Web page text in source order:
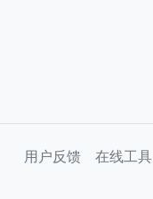
用户反馈 在线工具